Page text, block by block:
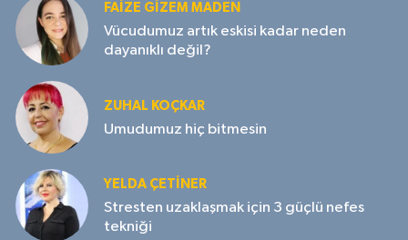
FAIZE GIZEM MADEN
Vücudumuz artık eskisi kadar neden
dayanıklı değil?
ZUHAL KOÇKAR
Umudumuz hiç bitmesin
YELDA ÇETİNER
Stresten uzaklaşmak için 3 güçlü nefes
tekniği